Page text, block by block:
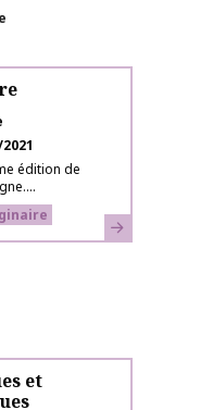
édition de
En savoir plus
et